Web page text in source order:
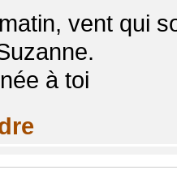
vent qui
à toi